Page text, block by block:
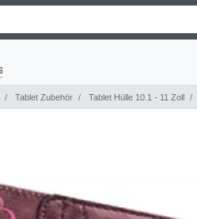
Tablet Zubehör Tablet Hülle 10.1 - 11 Zoll